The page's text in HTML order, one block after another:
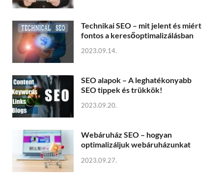
Technikai SEO – mit jelent és miért
fontos a keresőoptimalizálásban
2023.09.14.
SEO alapok – A leghatékonyabb
SEO tippek és trükkök!
2023.09.20.
Webáruház SEO – hogyan
optimalizáljuk webáruházunkat
2023.09.27.